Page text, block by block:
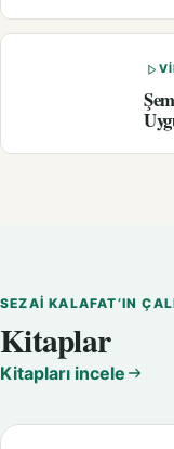
SEZAI KALAFAT’IN
Kitaplar
Kitapları incele